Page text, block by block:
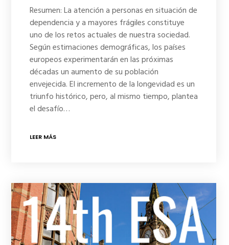
Resumen: La atención a personas en situación de
dependencia y a mayores frágiles constituye
uno de los retos actuales de nuestra sociedad.
Según estimaciones demográficas, los países
europeos experimentarán en las próximas
décadas un aumento de su población
envejecida. El incremento de la longevidad es un
triunfo histórico, pero, al mismo tiempo, plantea
el desafío…
LEER MÁS